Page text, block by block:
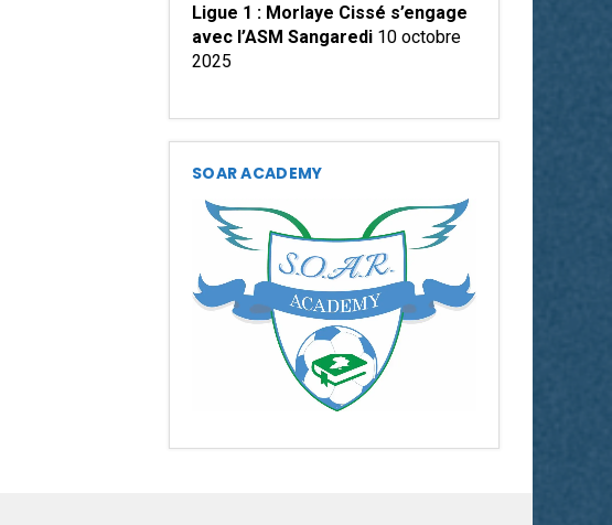
Ligue 1 : Morlaye Cissé s’engage
avec l’ASM Sangaredi 10 octobre
2025
SOAR ACADEMY